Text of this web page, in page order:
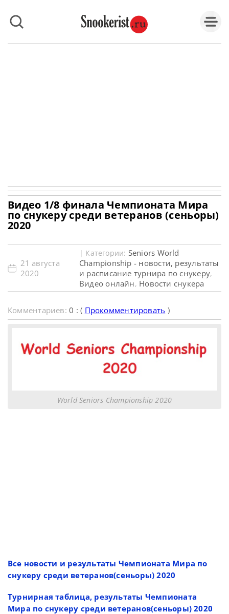
Видео 1/8 финала Чемпионата Мира
по снукеру среди ветеранов (сеньоры)
2020
21 августа
2020
| Категории: Seniors World
Championship - новости, результаты
и расписание турнира по снукеру,
Видео онлайн, Новости снукера
Комментариев:0 : ( Прокомментировать )
World Seniors Championship 2020
Все новости и результаты Чемпионата Мира по
снукеру среди ветеранов(сеньоры) 2020
Турнирная таблица, результаты Чемпионата
Мира по снукеру среди ветеранов(сеньоры) 2020